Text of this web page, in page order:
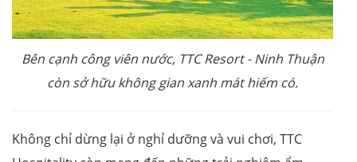
Bên cạnh công viên nước, TTC Resort-Ninh Thuận
còn sở hữu không gian xanh mát hiếm có.
Không chỉ dừng lại ở nghỉ dưỡng và vui chơi, TTC